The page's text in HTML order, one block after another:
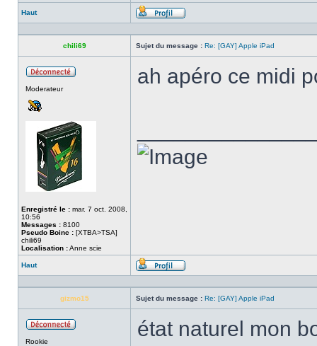
Haut
Profil
chili69 Sujet du message : Re: [GAY] Apple iPad
Moderateur
Enregistré le : mar. 7 oct. 2008,
10:56
Messages : 8100
Pseudo Boinc : [XTBA>TSA]
chili69
Localisation :Anne scie
ah apéro ce midi
Haut
Profil
gizmo15 Sujet du message : Re: [GAY] Apple iPad
Rookie
état naturel mon